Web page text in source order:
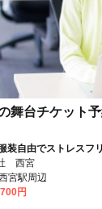
舞台チケット
装自由でストレスフ
西宮
宮駅周辺
円